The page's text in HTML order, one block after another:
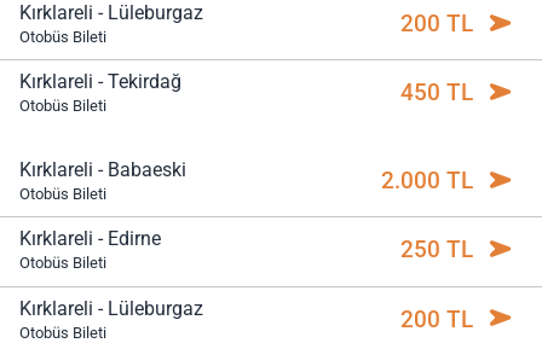
Kırklareli - Lüleburgaz
Otobüs Bileti 200 TL
Kırklareli - Tekirdağ
Otobüs Bileti 450 TL
Kırklareli - Babaeski
Otobüs Bileti 2.000 TL
Kırklareli - Edirne
Otobüs Bileti 250 TL
Kırklareli - Lüleburgaz
Otobüs Bileti 200 TL